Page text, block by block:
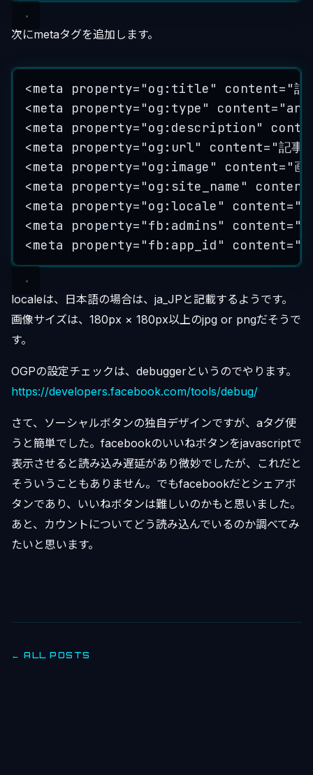
次にmetaタグを追加します。
<meta property= "og:title " content= "記
<meta property= "og:type " content= "
<meta property= "og:description"
<meta property= "og:url" content= "記事
<meta property= "og:image " content= "画
<meta property= "og:site_name " content
<meta property= "og:locale " content= "
<meta property= "fb:admins" content= "
<meta property= "fb:app_id " content= "
localeは、日本語の場合は、ja_JPと記載するようです。
画像サイズは、180px × 180px以上のjpg or pngだそうで
す。
OGPの設定チェックは、debuggerというのでやります。
https://developers.facebook.com/tools/debug/
さて、ソーシャルボタンの独自デザインですが、aタグ使
うと簡単でした。facebookのいいねボタンをjavascriptで
表示させると読み込み遅延があり微妙でしたが、これだと
そういうこともありません。でもfacebookだとシェアボ
タンであり、いいねボタンは難しいのかもと思いました。
あと、カウントについてどう読み込んでいるのか調べてみ
たいと思います。
← ALL POSTS